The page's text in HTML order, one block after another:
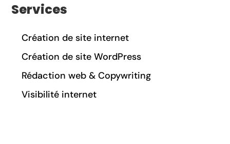
Services
Création de site internet
Création de site WordPress
Rédaction web & Copywriting
Visibilité internet